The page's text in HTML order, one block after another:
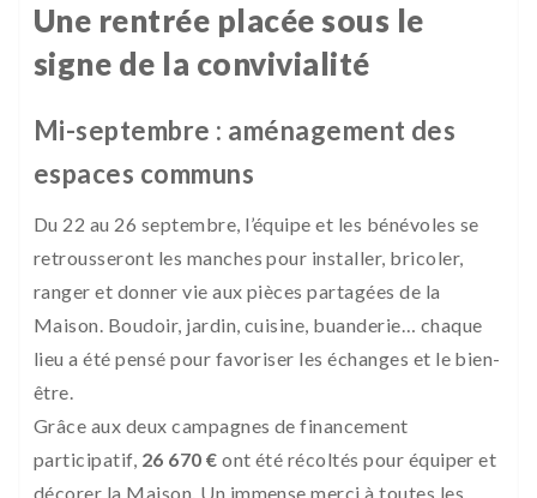
Une rentrée placée sous le
signe de la convivialité
Mi-septembre : aménagement des
espaces communs
Du 22 au 26 septembre, l’équipe et les bénévoles se
retrousseront les manches pour installer, bricoler,
ranger et donner vie aux pièces partagées de la
Maison. Boudoir, jardin, cuisine, buanderie… chaque
lieu a été pensé pour favoriser les échanges et le bien-
être.
Grâce aux deux campagnes de financement
participatif, 26 670 € ont été récoltés pour équiper et
décorer la Maison. Un immense merci à toutes les